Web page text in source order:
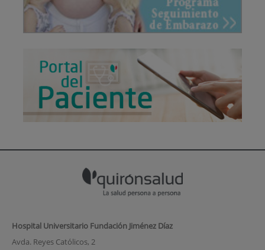
Hospital Universitario Fundación Jiménez Díaz
Avda. Reyes Católicos, 2